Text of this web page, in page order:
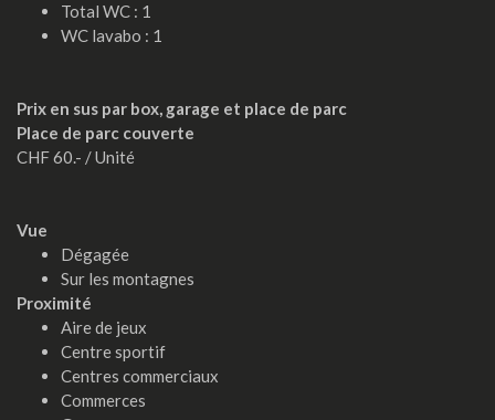
Total WC : 1
WC lavabo : 1
Prix en sus par box, garage et place de parc
Place de parc couverte
CHF 60.- / Unité
Vue
Dégagée
Sur les montagnes
Proximité
Aire de jeux
Centre sportif
Centres commerciaux
Commerces